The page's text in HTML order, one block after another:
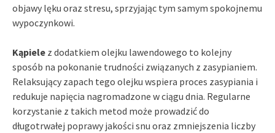
objawy lęku oraz stresu, sprzyjając tym samym spokojnemu
wypoczynkowi.
Kąpiele z dodatkiem olejku lawendowego to kolejny
sposób na pokonanie trudności związanych z zasypianiem.
Relaksujący zapach tego olejku wspiera proces zasypiania i
redukuje napięcia nagromadzone w ciągu dnia. Regularne
korzystanie z takich metod może prowadzić do
długotrwałej poprawy jakości snu oraz zmniejszenia liczby